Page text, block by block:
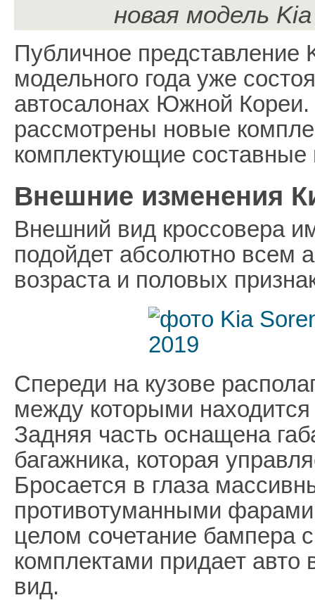
новая модель
Публичное представление
модельного года уже
автосалонах Южной Кореи.
рассмотрены новые
комплектующие составные
Внешние изменения
Внешний вид кроссовера
подойдет абсолютно всем
возраста и половых
Спереди на кузове
между которыми
Задняя часть оснащена
багажника, которая
Бросается в глаза
противотуманными
целом сочетание бампера
комплектами придает
вид.